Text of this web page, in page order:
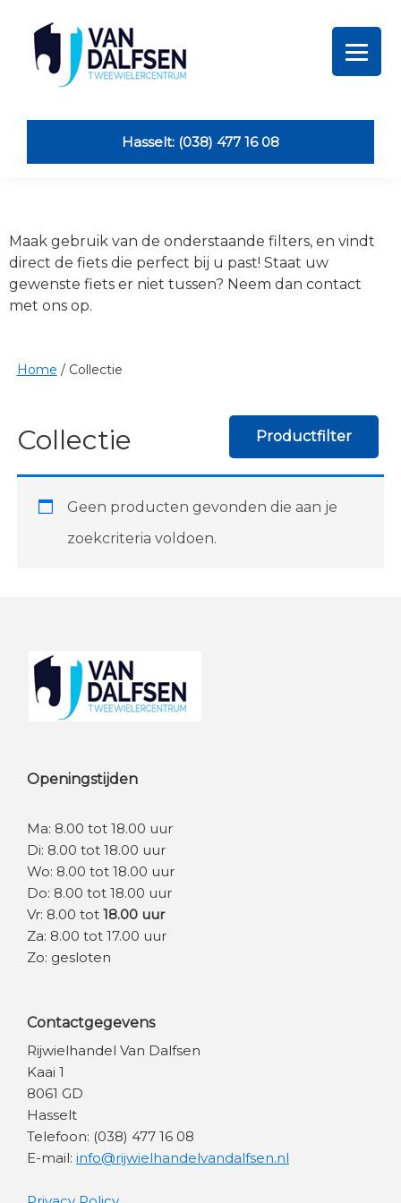
primary
navigation
primary
footer
Dalfsen
TweewielersHasselt: (038) 477 16 08
Maak gebruik van de onderstaande filters, en vindt
direct de fiets die perfect bij u past! Staat uw
gewenste fiets er niet tussen? Neem dan contact
met ons op.
Productfilter
Home / Collectie
Collectie
Geen producten gevonden die aan je
zoekcriteria voldoen.
Footer
Openingstijden
Ma: 8.00 tot 18.00 uur
Di: 8.00 tot 18.00 uur
Wo: 8.00 tot 18.00 uur
Do: 8.00 tot 18.00 uur
Vr: 8.00 tot 18.00 uur
Za: 8.00 tot 17.00 uur
Zo: gesloten
Contactgegevens
Rijwielhandel Van Dalfsen
Kaai 1
8061 GD
Hasselt
Telefoon: (038) 477 16 08
E-mail: info@rijwielhandelvandalfsen.nl